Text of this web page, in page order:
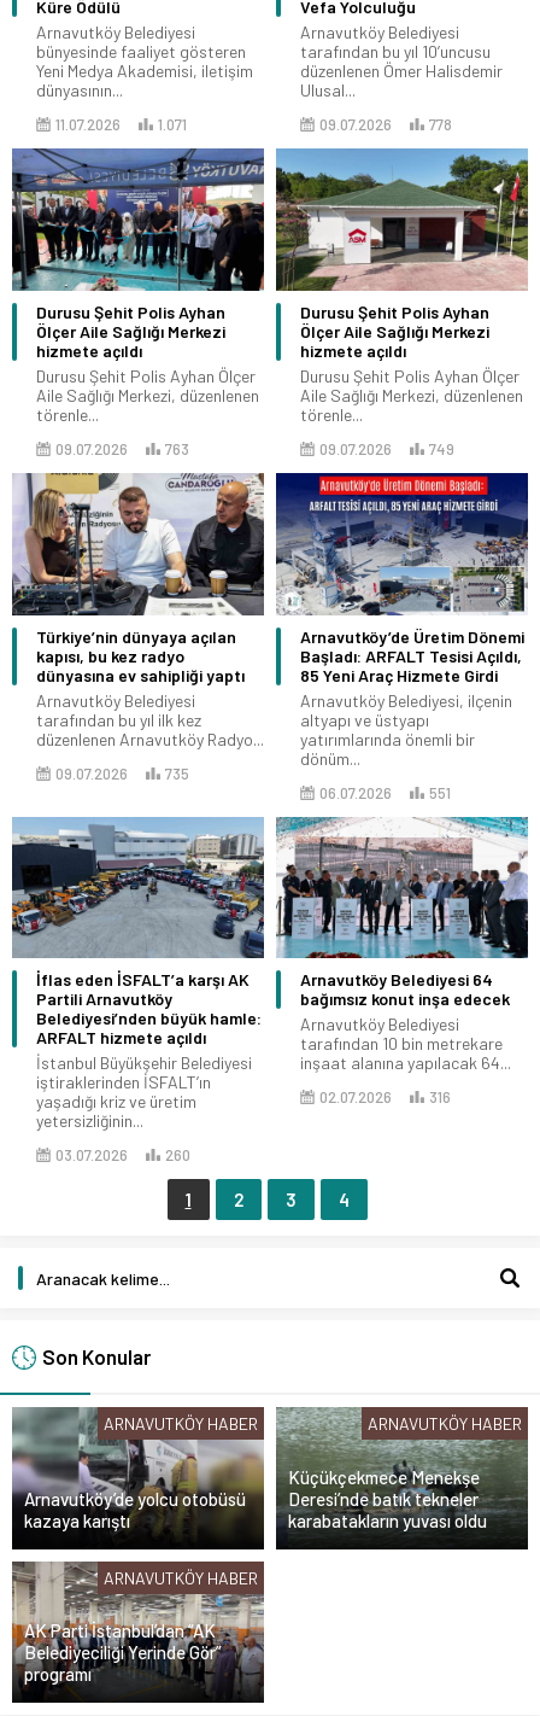
Küre Ödülü
Arnavutköy Belediyesi
bünyesinde faaliyet gösteren
Yeni Medya Akademisi, iletişim
dünyasının...
11.07.2026 1.071
Vefa Yolculuğu
Arnavutköy Belediyesi
tarafından bu yıl 10’uncusu
düzenlenen Ömer Halisdemir
Ulusal...
09.07.2026 778
Durusu Şehit Polis Ayhan
Ölçer Aile Sağlığı Merkezi
hizmete açıldı
Durusu Şehit Polis Ayhan Ölçer
Aile Sağlığı Merkezi, düzenlenen
törenle...
09.07.2026 763
Durusu Şehit Polis Ayhan
Ölçer Aile Sağlığı Merkezi
hizmete açıldı
Durusu Şehit Polis Ayhan Ölçer
Aile Sağlığı Merkezi, düzenlenen
törenle...
09.07.2026 749
Türkiye’nin dünyaya açılan
kapısı, bu kez radyo
dünyasına ev sahipliği yaptı
Arnavutköy Belediyesi
tarafından bu yıl ilk kez
düzenlenen Arnavutköy Radyo...
09.07.2026 735
Arnavutköy’de Üretim Dönemi
Başladı: ARFALT Tesisi Açıldı,
85 Yeni Araç Hizmete Girdi
Arnavutköy Belediyesi, ilçenin
altyapı ve üstyapı
yatırımlarında önemli bir
dönüm...
06.07.2026 551
İflas eden İSFALT’a karşı AK
Partili Arnavutköy
Belediyesi’nden büyük hamle:
ARFALT hizmete açıldı
İstanbul Büyükşehir Belediyesi
iştiraklerinden İSFALT’ın
yaşadığı kriz ve üretim
yetersizliğinin...
03.07.2026 260
Arnavutköy Belediyesi 64
bağımsız konut inşa edecek
Arnavutköy Belediyesi
tarafından 10 bin metrekare
inşaat alanına yapılacak 64...
02.07.2026 316
1 2 3 4
Son Konular
ARNAVUTKÖY HABER
Arnavutköy’de yolcu otobüsü
kazaya karıştı
ARNAVUTKÖY HABER
Küçükçekmece Menekşe
Deresi’nde batık tekneler
karabatakların yuvası oldu
ARNAVUTKÖY HABER
AK Parti İstanbul’dan “AK
Belediyeciliği Yerinde Gör”
programı